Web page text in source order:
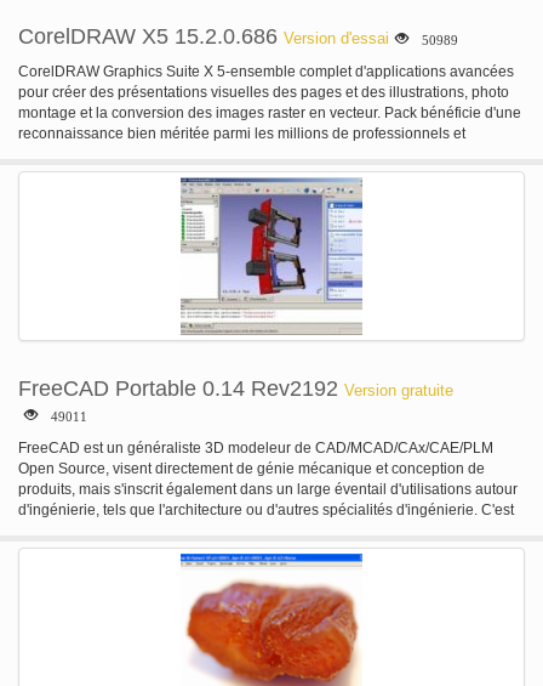
contrôleurs. Séquençage et arrangeant. Synthétiseur & effet plugin
hébergement (VST 32 & 64 bits, format DX et FL natif)
CorelDRAW X5 15.2.0.686 Version d'essai 50989
CorelDRAW Graphics Suite X 5-ensemble complet d'applications avancées
pour créer des présentations visuelles des pages et des illustrations, photo
montage et la conversion des images raster en vecteur. Pack bénéficie d'une
reconnaissance bien méritée parmi les millions de professionnels et
FreeCAD Portable 0.14 Rev2192 Version gratuite
49011
FreeCAD est un généraliste 3D modeleur de CAD/MCAD/CAx/CAE/PLM
Open Source, visent directement de génie mécanique et conception de
produits, mais s'inscrit également dans un large éventail d'utilisations autour
d'ingénierie, tels que l'architecture ou d'autres spécialités d'ingénierie. C'est
qui le rend facile de fournir des fonctionnalités supplémentaires sans
modifier le système de base. FreeCAD est basé sur OpenCasCade, un
noyau de géométrie puissante, propose un modèle de représentation de
scène 3D compatible Open Inventor fourni par la bibliothèque 3D de la pièce
et une API de python large. L'interface est construite avec pintes FreeCAD
fonctionne exactement de la même manière sur les plateformes Windows,
Mac OSX et Linux. CARACTÉRISTIQUES: · Un noyau complet basé sur